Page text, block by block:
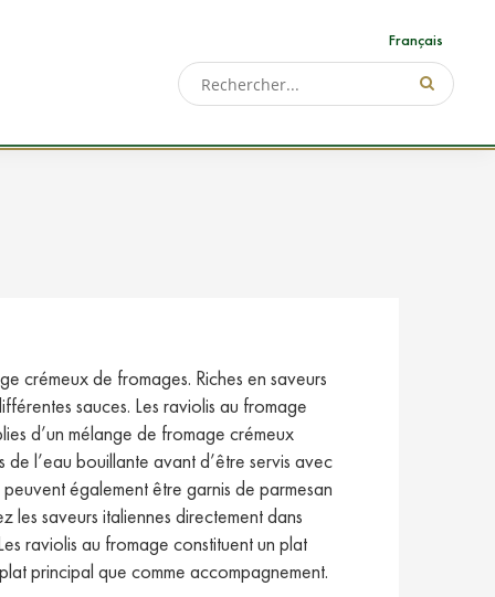
Français
crémeux de fromages. Riches en saveurs
sauces. Les raviolis au fromage
d’un mélange de fromage crémeux
l’eau bouillante avant d’être servis avec
également être garnis de parmesan
les saveurs italiennes directement dans
raviolis au fromage constituent un plat
principal que comme accompagnement.